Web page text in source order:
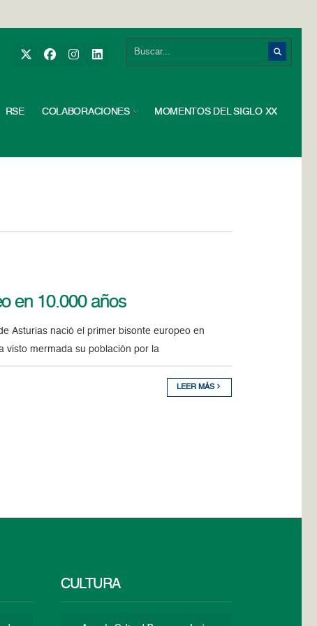
RSE COLABORACIONES MOMENTOS DEL SIGLO XX
en 10.000 años
Asturias nació el primer bisonte europeo en
visto mermada su población por la
LEER MÁS
CULTURA